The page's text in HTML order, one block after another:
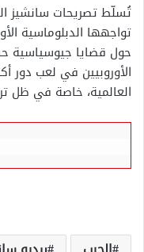
تُسلّط تصريحات سانشيز
تواجهها الدبلوماسية
حول قضايا جيوسياسية
الأوروبيين في لعب دور
العالمية، خاصة في ظل